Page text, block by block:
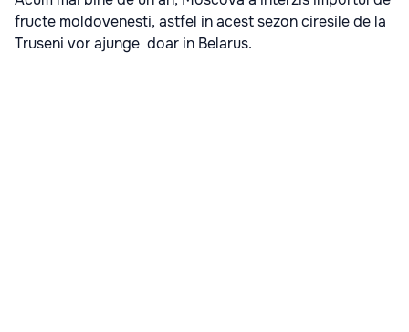
fructe moldovenesti, astfel in acest sezon ciresile de la
Truseni vor ajunge doar in Belarus.